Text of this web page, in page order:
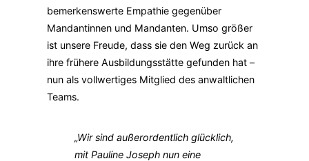
bemerkenswerte Empathie gegenüber
Mandantinnen und Mandanten. Umso größer
ist unsere Freude, dass sie den Weg zurück an
ihre frühere Ausbildungsstätte gefunden hat –
nun als vollwertiges Mitglied des anwaltlichen
Teams.
„Wir sind außerordentlich glücklich,
mit Pauline Joseph nun eine